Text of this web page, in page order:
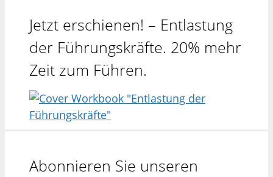
Jetzt erschienen! – Entlastung
der Führungskräfte. 20% mehr
Zeit zum Führen.
Abonnieren Sie unseren